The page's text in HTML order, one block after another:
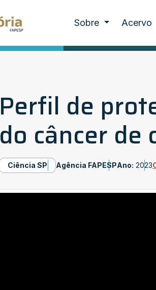
Sobre Acervo
Perfil de
do câncer de
Ciência SP Agência FAPESPAno: 2023